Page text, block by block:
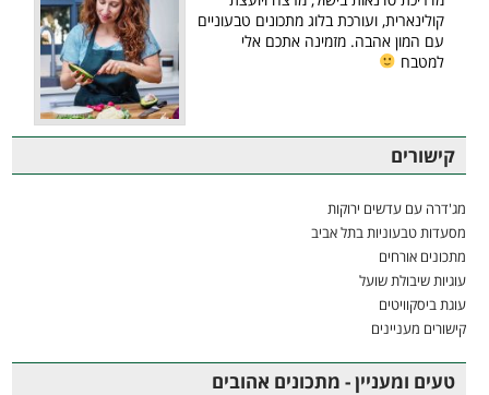
קולינארית, ועורכת בלוג מתכונים טבעוניים
עם המון אהבה. מזמינה אתכם אלי
למטבח
קישורים
מג'דרה עם עדשים ירוקות
מסעדות טבעוניות בתל אביב
מתכונים אורחים
עוגיות שיבולת שועל
עוגת ביסקוויטים
קישורים מעניינים
טעים ומעניין - מתכונים אהובים